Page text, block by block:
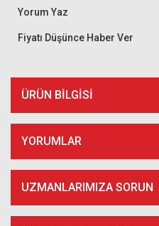
Yorum Yaz
Fiyatı Düşünce Haber Ver
ÜRÜN BILGISI
YORUMLAR
UZMANLARIMIZA SORUN